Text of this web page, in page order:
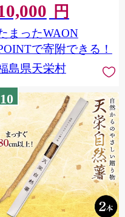
円
まったWAON
で寄附できる！
島県天栄村
10